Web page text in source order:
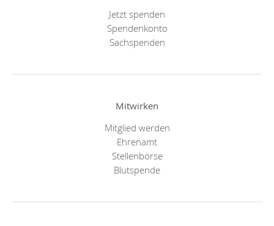
Jetzt spenden
Spendenkonto
Sachspenden
Mitwirken
Mitglied werden
Ehrenamt
Stellenbörse
Blutspende